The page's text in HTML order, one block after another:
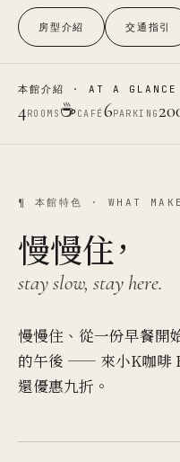
房型介紹 交通指引
本館介紹 · AT A GLANCE
4ROOMS ☕ CAFÉ6PARKING
¶ 本館特色 · WHAT
慢慢住，
stay slow, stay here.
慢慢住、從一份早餐開
的午後 —— 來小K咖啡
還優惠九折。